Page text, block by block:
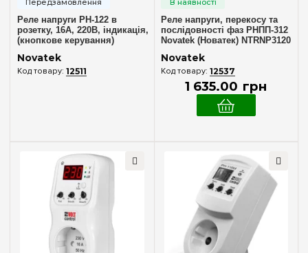
3 фази + N(3)
Реле напруги РН-122 в
розетку, 16А, 220В, індикація,
(кнопкове керування)
Novatek
12511
Реле напруги, перекосу та
послідовності фаз РНПП-312
Novatek (Новатек) NTRNP3120
Novatek
12537
1 635.00 грн